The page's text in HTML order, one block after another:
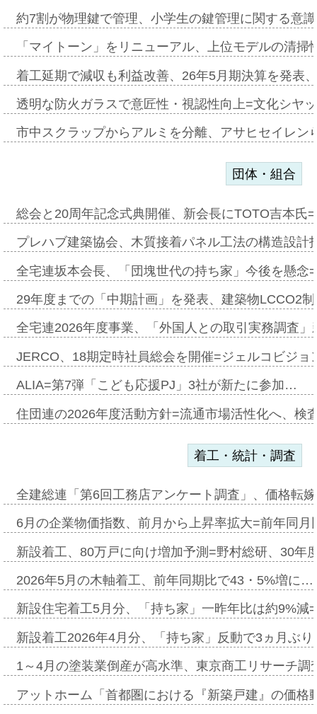
約7割が物理鍵で管理、小学生の鍵管理に関する意
「マイトーン」をリニューアル、上位モデルの清
着工延期で減収も利益改善、26年5月期決算を発表
透明な防火ガラスで意匠性・視認性向上=文化シヤ
市中スクラップからアルミを分離、アサヒセイレ
団体・組合
総会と20周年記念式典開催、新会長にTOTO吉本氏
プレハブ建築協会、木質接着パネル工法の構造設
全宅連坂本会長、「団塊世代の持ち家」今後を懸
29年度までの「中期計画」を発表、建築物LCCO2
全宅連2026年度事業、「外国人との取引実務調査
JERCO、18期定時社員総会を開催=ジェルコビジ
ALIA=第7弾「こども応援PJ」3社が新たに参加…
住団連の2026年度活動方針=流通市場活性化へ、検
着工・統計・調査
全建総連「第6回工務店アンケート調査」、価格転
6月の企業物価指数、前月から上昇率拡大=前年同
新設着工、80万戸に向け増加予測=野村総研、30年
2026年5月の木軸着工、前年同期比で43・5%増に…
新設住宅着工5月分、「持ち家」一昨年比は約9%
新設着工2026年4月分、「持ち家」反動で3ヵ月ぶ
1～4月の塗装業倒産が高水準、東京商工リサーチ
アットホーム「首都圏における『新築戸建』の価